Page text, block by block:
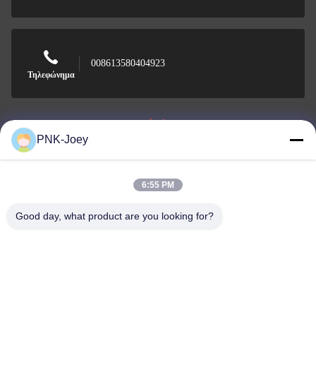
Τηλεφώνημα
008613580404923
Guangzhou Xingchao Agriculture Machinery
Co., Ltd.
PNK-Joey
6:55 PM
Good day, what product are you looking for?